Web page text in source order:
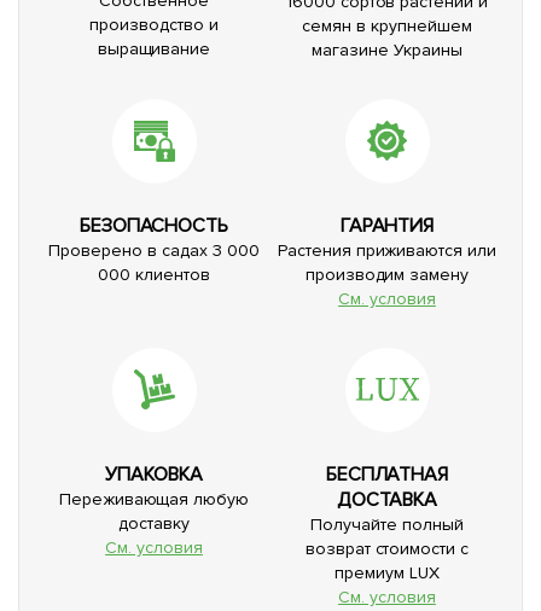
производство и
выращивание
семян в крупнейшем
магазине Украины
БЕЗОПАСНОСТЬ
Проверено в садах 3 000
000 клиентов
ГАРАНТИЯ
Растения приживаются или
производим замену
См. условия
УПАКОВКА
Переживающая любую
доставку
См. условия
БЕСПЛАТНАЯ
ДОСТАВКА
Получайте полный
возврат стоимости с
премиум LUX
См. условия